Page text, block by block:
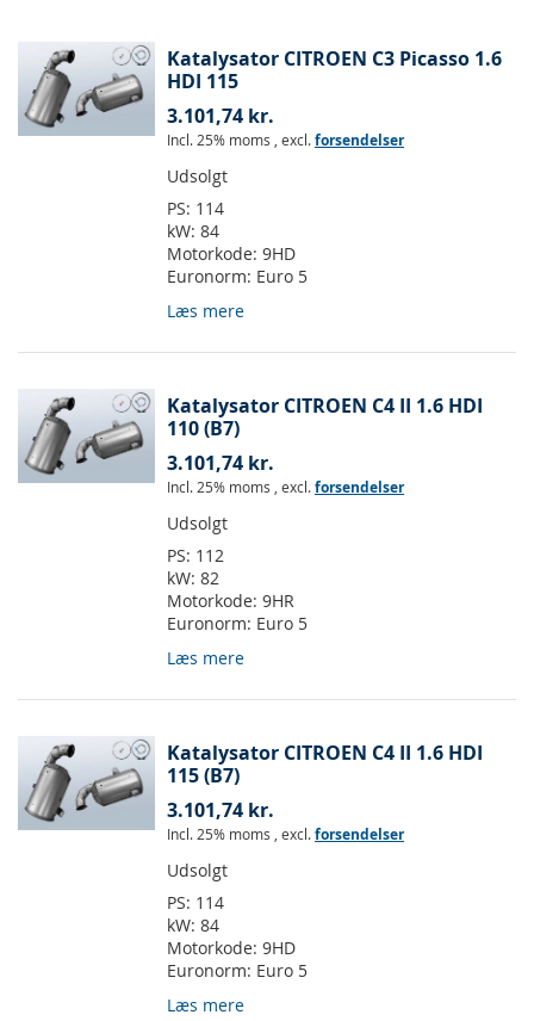
Katalysator CITROEN C3 Picasso 1.6
HDI 115
3.101,74 kr.
Incl. 25% moms , excl.forsendelser
Udsolgt
PS: 114
kW: 84
Motorkode: 9HD
Euronorm: Euro 5
Læs mere
Katalysator CITROEN C4 II 1.6 HDI
110 (B7)
3.101,74 kr.
Incl. 25% moms , excl.forsendelser
Udsolgt
PS: 112
kW: 82
Motorkode: 9HR
Euronorm: Euro 5
Læs mere
Katalysator CITROEN C4 II 1.6 HDI
115 (B7)
3.101,74 kr.
Incl. 25% moms , excl.forsendelser
Udsolgt
PS: 114
kW: 84
Motorkode: 9HD
Euronorm: Euro 5
Læs mere